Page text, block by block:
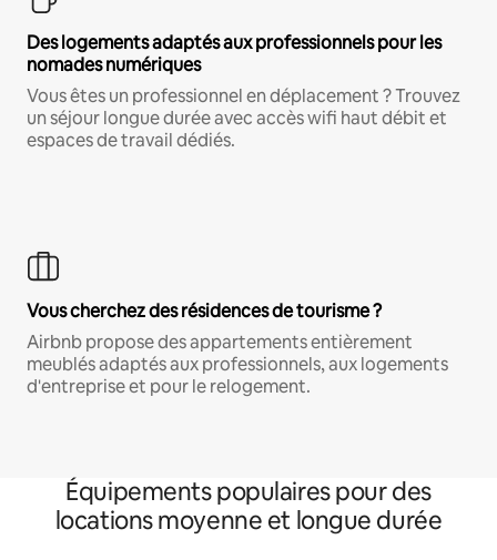
Des logements adaptés aux professionnels pour les
nomades numériques
Vous êtes un professionnel en déplacement ? Trouvez
un séjour longue durée avec accès wifi haut débit et
espaces de travail dédiés.
Vous cherchez des résidences de tourisme ?
Airbnb propose des appartements entièrement
meublés adaptés aux professionnels, aux logements
d'entreprise et pour le relogement.
Équipements populaires pour des
locations moyenne et longue durée